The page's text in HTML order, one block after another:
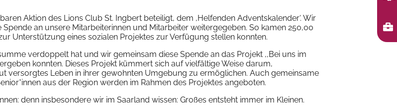
Aktion des Lions Club St. Ingbert beteiligt, dem ‚Helfenden Adventskalender‘. Wir
an unsere Mitarbeiterinnen und Mitarbeiter weitergegeben. So kamen 250,00
Unterstützung eines sozialen Projektes zur Verfügung stellen konnten.
verdoppelt hat und wir gemeinsam diese Spende an das Projekt ,,Bei uns im
konnten. Dieses Projekt kümmert sich auf vielfältige Weise darum,
versorgtes Leben in ihrer gewohnten Umgebung zu ermöglichen. Auch gemeinsame
aus der Region werden im Rahmen des Projektes angeboten.
denn insbesondere wir im Saarland wissen: Großes entsteht immer im Kleinen.